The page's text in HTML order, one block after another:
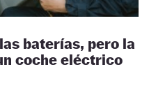
baterías, pero la
coche eléctrico